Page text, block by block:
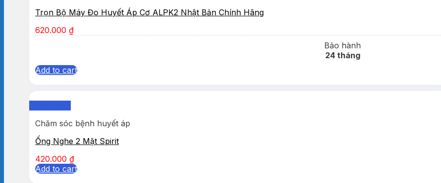
Trọn Bộ Máy Đo Huyết Áp Cơ ALPK2 Nhật Bản Chính Hãng
620.000 ₫
Bảo hành
24 tháng
Add to cart
Chăm sóc bệnh huyết áp
Ống Nghe 2 Mặt Spirit
420.000 ₫
Add to cart